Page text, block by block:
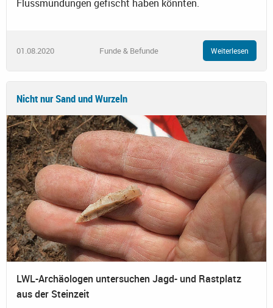
Flussmündungen gefischt haben könnten.
01.08.2020 Funde & Befunde Weiterlesen
Nicht nur Sand und Wurzeln
LWL-Archäologen untersuchen Jagd- und Rastplatz
aus der Steinzeit